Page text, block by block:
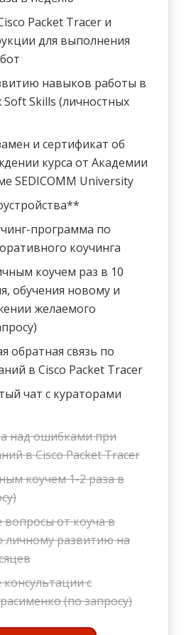
Packet Tracer и
для выполнения
навыков работы в
Skills (личностных
и сертификат об
курса от Академии
SEDICOMM University
программа по
коучинга
коучем раз в 10
обучения новому и
желаемого
обратная связь по
в Cisco Packet Tracer
чат с кураторами
над ошибками при
в Cisco Packet Tracer
коучем 1-2 раза в
от коуча в
личному развитию на
с
(по запросу)